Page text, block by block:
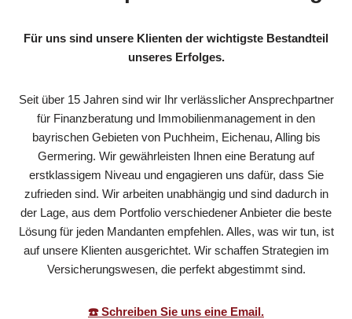
Für uns sind unsere Klienten der wichtigste Bestandteil
unseres Erfolges.
Seit über 15 Jahren sind wir Ihr verlässlicher Ansprechpartner
für Finanzberatung und Immobilienmanagement in den
bayrischen Gebieten von Puchheim, Eichenau, Alling bis
Germering. Wir gewährleisten Ihnen eine Beratung auf
erstklassigem Niveau und engagieren uns dafür, dass Sie
zufrieden sind. Wir arbeiten unabhängig und sind dadurch in
der Lage, aus dem Portfolio verschiedener Anbieter die beste
Lösung für jeden Mandanten empfehlen. Alles, was wir tun, ist
auf unsere Klienten ausgerichtet. Wir schaffen Strategien im
Versicherungswesen, die perfekt abgestimmt sind.
☎️ Schreiben Sie uns eine Email.